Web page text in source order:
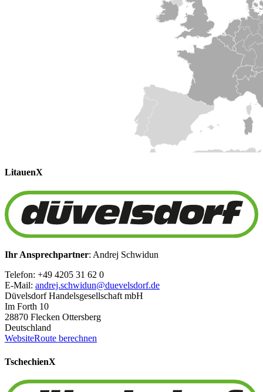
LitauenX
Ihr Ansprechpartner: Andrej Schwidun
Telefon: +49 4205 31 62 0
E-Mail: andrej.schwidun@duevelsdorf.de
Düvelsdorf Handelsgesellschaft mbH
Im Forth 10
28870 Flecken Ottersberg
Deutschland
WebsiteRoute berechnen
TschechienX